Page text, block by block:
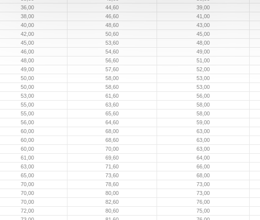
36,00 44,60 39,00
38,00 46,60 41,00
40,00 48,60 43,00
42,00 50,60 45,00
45,00 53,60 48,00
46,00 54,60 49,00
48,00 56,60 51,00
49,00 57,60 52,00
50,00 58,00 53,00
50,00 58,60 53,00
53,00 61,60 56,00
55,00 63,60 58,00
55,00 65,60 58,00
56,00 64,60 59,00
60,00 68,00 63,00
60,00 68,60 63,00
60,00 70,00 63,00
61,00 69,60 64,00
63,00 71,60 66,00
65,00 73,60 68,00
70,00 78,60 73,00
70,00 80,00 73,00
70,00 82,60 76,00
72,00 80,60 75,00